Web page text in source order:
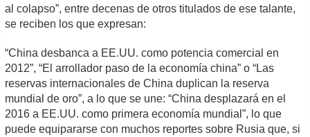
al colapso”, entre decenas de otros titulados de ese talante,
se reciben los que expresan:
“China desbanca a EE.UU. como potencia comercial en
2012”, “El arrollador paso de la economía china” o “Las
reservas internacionales de China duplican la reserva
mundial de oro”, a lo que se une: “China desplazará en el
2016 a EE.UU. como primera economía mundial”, lo que
puede equipararse con muchos reportes sobre Rusia que, si